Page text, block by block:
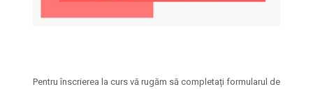
Pentru înscrierea la curs vă rugăm să completați formularul de